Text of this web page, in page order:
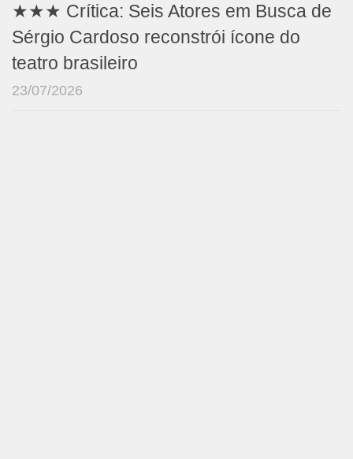
★★★ Crítica: Seis Atores em Busca de
Sérgio Cardoso reconstrói ícone do
teatro brasileiro
23/07/2026